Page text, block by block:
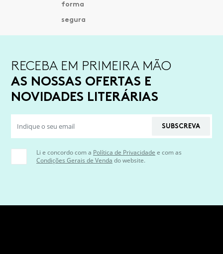
RECEBA EM PRIMEIRA MÃO
AS NOSSAS OFERTAS E
NOVIDADES LITERÁRIAS
SUBSCREVA
Li e concordo com a Política de Privacidade e com as
Condições Gerais de Venda do website.